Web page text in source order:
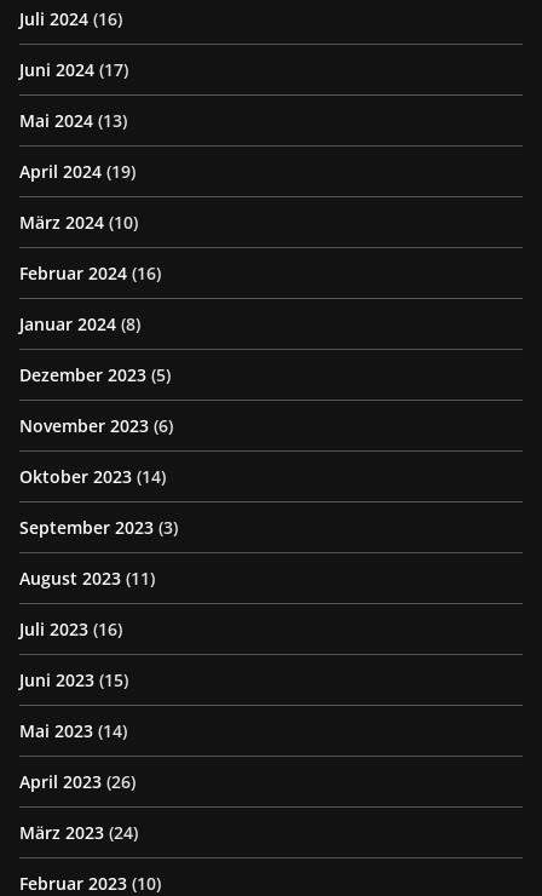
Juli 2024 (16)
Juni 2024 (17)
Mai 2024 (13)
April 2024 (19)
März 2024 (10)
Februar 2024 (16)
Januar 2024 (8)
Dezember 2023 (5)
November 2023 (6)
Oktober 2023 (14)
September 2023 (3)
August 2023 (11)
Juli 2023 (16)
Juni 2023 (15)
Mai 2023 (14)
April 2023 (26)
März 2023 (24)
Februar 2023 (10)